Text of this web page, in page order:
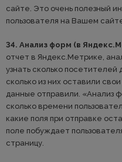
сайте. Это очень полезный
пользователя на Вашем
34. Анализ форм (в
отчет в Яндекс.Метрике,
узнать сколько
сколько из них оставили
данные отправили. «Анализ
сколько времени
какие поля при отправке
поле побуждает
страницу.